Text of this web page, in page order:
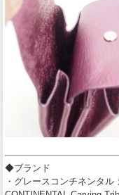
◆ブランド
・グレースコンチネンタ